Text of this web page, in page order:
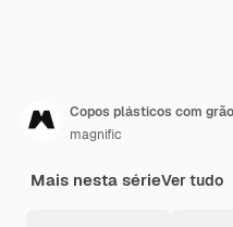
Copos plásticos com
magnific
Mais nesta sérieVer tudo